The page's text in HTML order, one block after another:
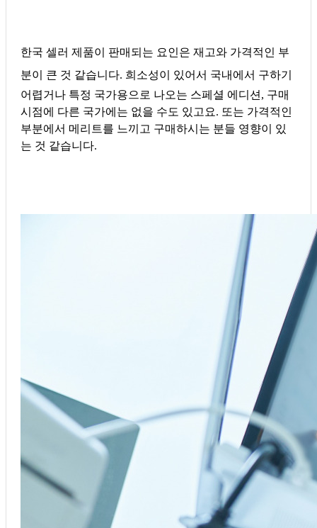
한국 셀러 제품이 판매되는 요인은 재고와 가격적인 부
분이 큰 것 같습니다. 희소성이 있어서 국내에서 구하기
어렵거나 특정 국가용으로 나오는 스페셜 에디션, 구매
시점에 다른 국가에는 없을 수도 있고요. 또는 가격적인
부분에서 메리트를 느끼고 구매하시는 분들 영향이 있
는 것 같습니다.